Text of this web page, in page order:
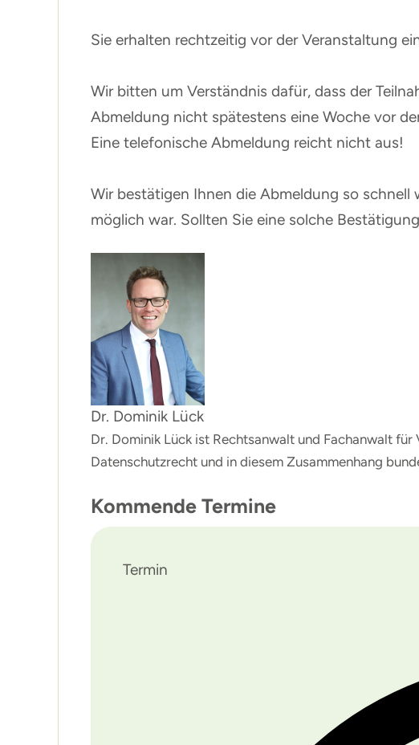
Sie erhalten rechtzeitig vor der Veranstaltung
Wir bitten um Verständnis dafür, dass der
Abmeldung nicht spätestens eine Woche vor
Eine telefonische Abmeldung reicht nicht aus!
Wir bestätigen Ihnen die Abmeldung so
möglich war. Sollten Sie eine solche
Dr. Dominik Lück
Dr. Dominik Lück ist Rechtsanwalt und Fachanwalt
Datenschutzrecht und in diesem Zusammenhang
Kommende Termine
Termin